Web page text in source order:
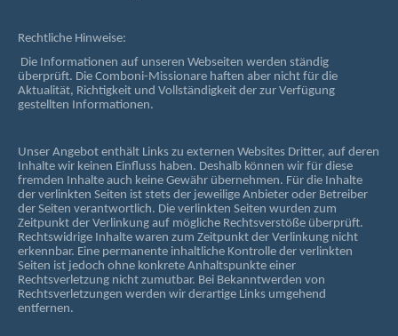
Rechtliche Hinweise:
Die Informationen auf unseren Webseiten werden ständig
überprüft. Die Comboni-Missionare haften aber nicht für die
Aktualität, Richtigkeit und Vollständigkeit der zur Verfügung
gestellten Informationen.
Unser Angebot enthält Links zu externen Websites Dritter, auf deren
Inhalte wir keinen Einfluss haben. Deshalb können wir für diese
fremden Inhalte auch keine Gewähr übernehmen. Für die Inhalte
der verlinkten Seiten ist stets der jeweilige Anbieter oder Betreiber
der Seiten verantwortlich. Die verlinkten Seiten wurden zum
Zeitpunkt der Verlinkung auf mögliche Rechtsverstöße überprüft.
Rechtswidrige Inhalte waren zum Zeitpunkt der Verlinkung nicht
erkennbar. Eine permanente inhaltliche Kontrolle der verlinkten
Seiten ist jedoch ohne konkrete Anhaltspunkte einer
Rechtsverletzung nicht zumutbar. Bei Bekanntwerden von
Rechtsverletzungen werden wir derartige Links umgehend
entfernen.